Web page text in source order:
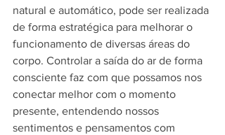
natural e automático, pode ser realizada
de forma estratégica para melhorar o
funcionamento de diversas áreas do
corpo. Controlar a saída do ar de forma
consciente faz com que possamos nos
conectar melhor com o momento
presente, entendendo nossos
sentimentos e pensamentos com